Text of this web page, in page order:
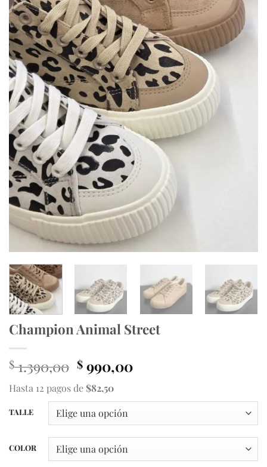
Champion Animal Street
$1.390,00 El
precio
original
era:
$ 1.390,00.
$ 990,00El
es:
$ 990,00.
Hasta 12 pagos de $82,50
TALLE
COLOR